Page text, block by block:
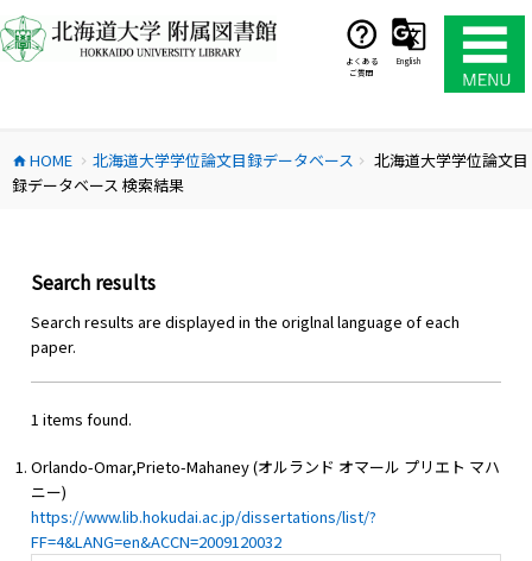
ン
テ
ス
キ
よくある
ご質問
English
home HOME chevron_right 北海道大学学位論文目録データベース chevron_right
北海道大学学位論文目
録データベース 検索結果
Search results
Search results are displayed in the origlnal language of each
paper.
1 items found.
Orlando-Omar,Prieto-Mahaney (オルランド オマール プリエト マハ
ニー)
https://www.lib.hokudai.ac.jp/dissertations/list/?
FF=4&LANG=en&ACCN=2009120032